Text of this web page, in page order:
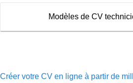
Modèles de CV
Créer votre CV en ligne à partir de